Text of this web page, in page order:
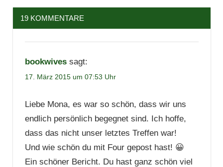
19 KOMMENTARE
bookwives sagt:
17. März 2015 um 07:53 Uhr
Liebe Mona, es war so schön, dass wir uns
endlich persönlich begegnet sind. Ich hoffe,
dass das nicht unser letztes Treffen war!
Und wie schön du mit Four gepost hast! 😀
Ein schöner Bericht. Du hast ganz schön viel